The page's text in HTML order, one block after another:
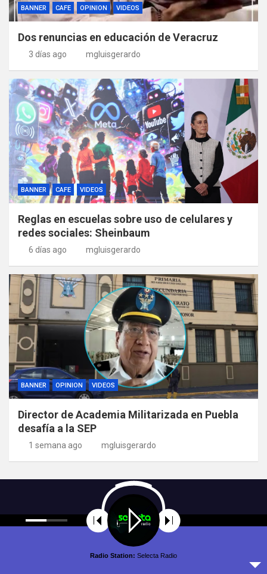
BANNER CAFE OPINION VIDEOS
Dos renuncias en educación de Veracruz
3 días ago mgluisgerardo
BANNER CAFE VIDEOS
Reglas en escuelas sobre uso de celulares y
redes sociales: Sheinbaum
6 días ago mgluisgerardo
BANNER OPINION VIDEOS
Director de Academia Militarizada en Puebla
desafía a la SEP
1 semana ago mgluisgerardo
Radio Station: Selecta Radio
Copyright © All rights reserved | Theme by